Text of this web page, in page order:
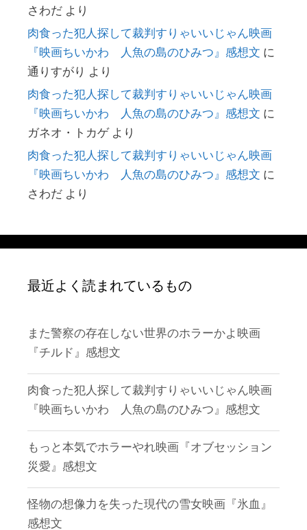
さわだ より
肉食った犯人探して裁判すりゃいいじゃん映画
『映画ちいかわ 人魚の島のひみつ』感想文 に
通りすがり より
肉食った犯人探して裁判すりゃいいじゃん映画
『映画ちいかわ 人魚の島のひみつ』感想文 に
ガネオ・トカゲより
肉食った犯人探して裁判すりゃいいじゃん映画
『映画ちいかわ 人魚の島のひみつ』感想文 に
さわだ より
最近よく読まれているもの
また警察の存在しない世界のホラーかよ映画
『チルド』感想文
肉食った犯人探して裁判すりゃいいじゃん映画
『映画ちいかわ 人魚の島のひみつ』感想文
もっと本気でホラーやれ映画『オブセッション
災愛』感想文
怪物の想像力を失った現代の雪女映画『氷血』
感想文